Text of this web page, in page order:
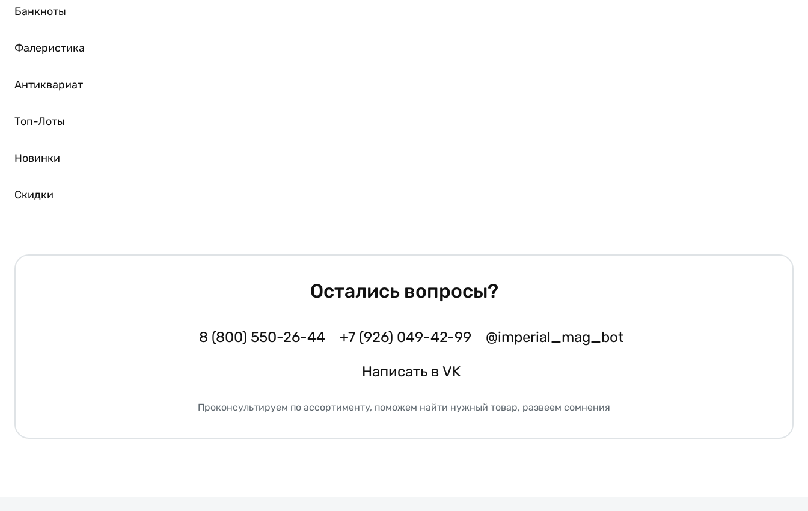
Банкноты
Фалеристика
Антиквариат
Топ-Лоты
Новинки
Скидки
Остались вопросы?
8 (800) 550-26-44 +7 (926) 049-42-99 @imperial_mag_bot
Написать в VK
Проконсультируем по ассортименту, поможем найти нужный товар, развеем сомнения